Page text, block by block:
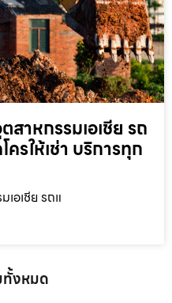
สาหกรรมเอเชีย รถ
รให้เช่า บริการทุก
เอเชีย รถแ
งหมด